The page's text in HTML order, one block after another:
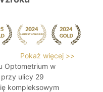
Pokaż więcej >>
Optometrium w
ulicy 29
kompleksowym